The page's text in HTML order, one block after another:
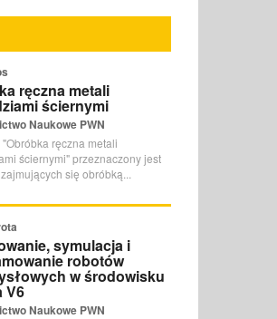
ręczna metali
ściernymi
Naukowe PWN
ręczna metali
ściernymi" przeznaczony jest
się obróbką...
symulacja i
robotów
w środowisku
V6
Naukowe PWN